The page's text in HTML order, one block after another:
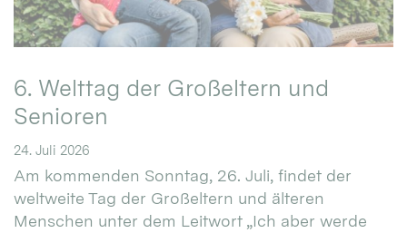
6. Welttag der Großeltern und
Senioren
24. Juli 2026
Am kommenden Sonntag, 26. Juli, findet der
weltweite Tag der Großeltern und älteren
Menschen unter dem Leitwort „Ich aber werde